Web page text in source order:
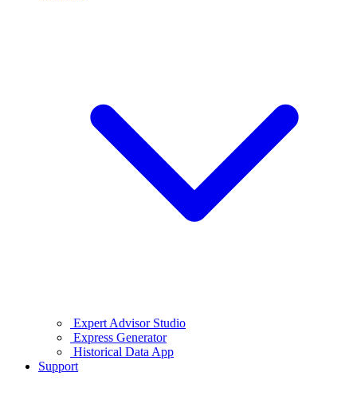
Expert Advisor Studio
Express Generator
Historical Data App
Support